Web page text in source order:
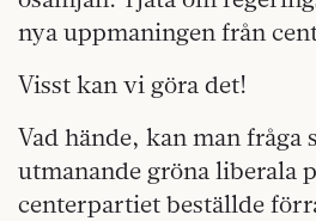
nya uppmaningen från
Visst kan vi göra det!
Vad hände, kan man fråga
utmanande gröna liberala
centerpartiet beställde